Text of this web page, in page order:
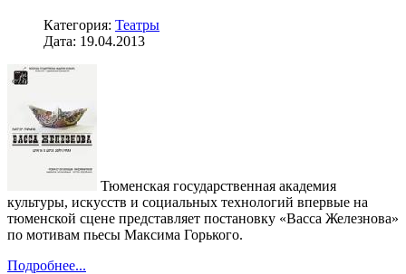
Категория: Театры
Дата: 19.04.2013
Тюменская государственная академия
культуры, искусств и социальных технологий впервые на
тюменской сцене представляет постановку «Васса Железнова»
по мотивам пьесы Максима Горького.
Подробнее...